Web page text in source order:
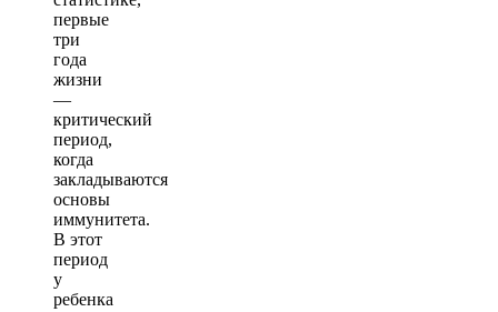
первые
три
года
жизни
—
критический
период,
когда
закладываются
основы
иммунитета.
В этот
период
у
ребенка